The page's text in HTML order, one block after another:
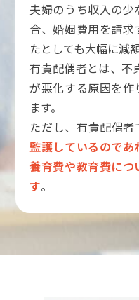
夫婦のうち収入の
合、婚姻費用を請
たとしても大幅に減
有責配偶者とは、不
が悪化する原因を
ます。
ただし、有責配偶者
監護しているので
養育費や教育費に
す。